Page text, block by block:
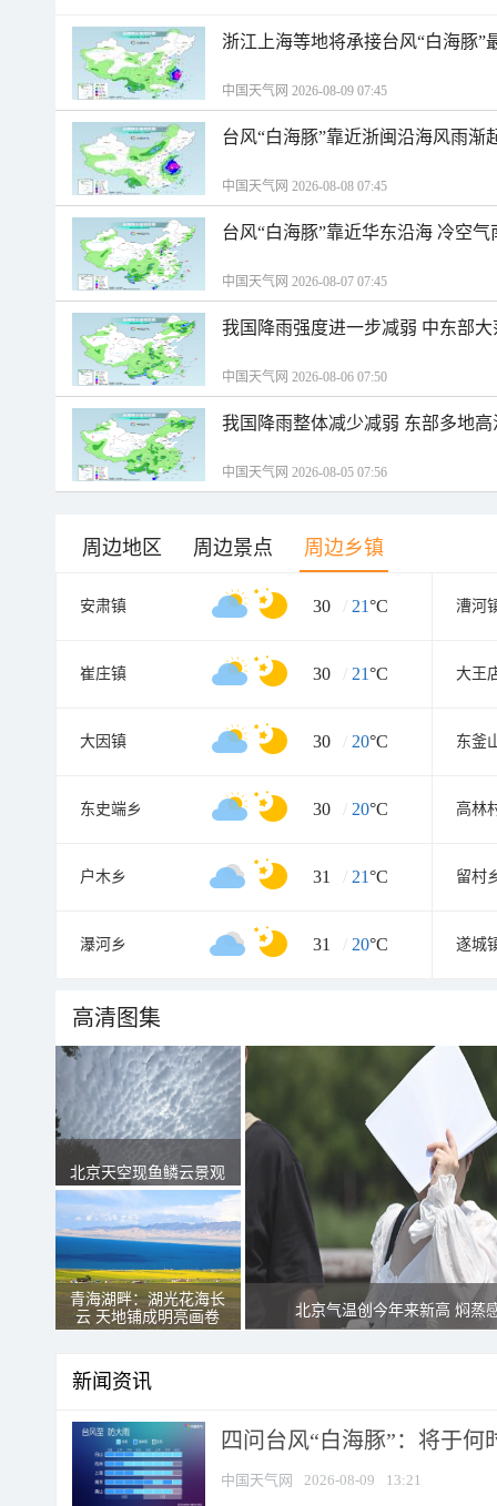
浙江上海等地将承接台风“白海豚”
中国天气网 2026-08-09 07:45
台风“白海豚”靠近浙闽沿海风雨渐
中国天气网 2026-08-08 07:45
台风“白海豚”靠近华东沿海 冷空
中国天气网 2026-08-07 07:45
我国降雨强度进一步减弱 中东部
中国天气网 2026-08-06 07:50
我国降雨整体减少减弱 东部多地
中国天气网 2026-08-05 07:56
周边地区 周边景点 周边乡镇
安肃镇 30 / 21°C 漕河
崔庄镇 30 / 21°C 大王
大因镇 30 / 20°C 东釜
东史端乡 30 / 20°C 高林
户木乡 31 / 21°C 留村
瀑河乡 31 / 20°C 遂城
高清图集
北京天空现鱼鳞云景观
青海湖畔：湖光花海长
云 天地铺成明亮画卷
北京气温创今年来新高 焖蒸
新闻资讯
四问台风“白海豚”：将于
中国天气网 2026-08-09 13:21